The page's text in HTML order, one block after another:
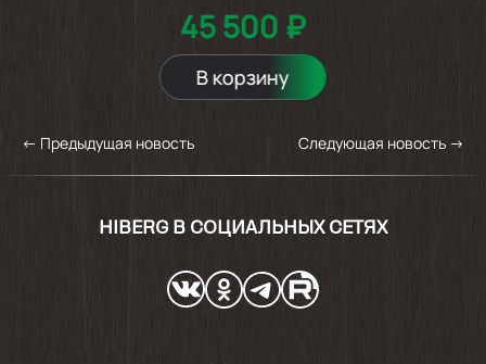
45 500 ₽
В корзину
← Предыдущая новость Следующая новость →
HIBERG В СОЦИАЛЬНЫХ СЕТЯХ